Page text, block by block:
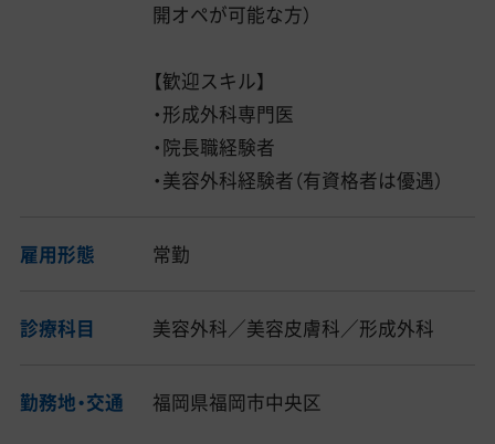
開オペが可能な方）
【歓迎スキル】
・形成外科専門医
・院長職経験者
・美容外科経験者（有資格者は優遇）
雇用形態 常勤
診療科目 美容外科／美容皮膚科／形成外科
勤務地・交通 福岡県福岡市中央区